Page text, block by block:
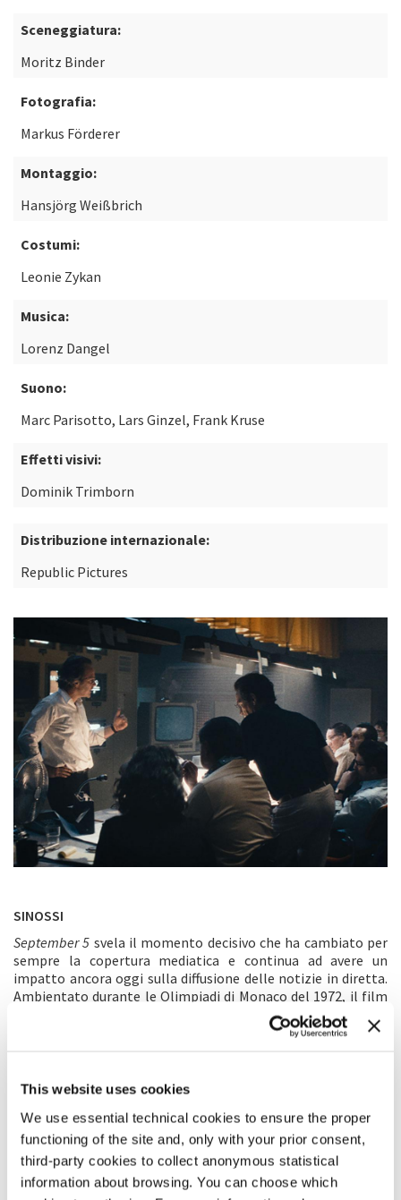
This website uses cookies
We use essential technical cookies to ensure the proper
functioning of the site and, only with your prior consent,
third-party cookies to collect anonymous statistical
information about browsing. You can choose which
Sceneggiatura:
Moritz Binder
Fotografia:
Markus Förderer
Montaggio:
Hansjörg Weißbrich
Costumi:
Leonie Zykan
Musica:
Lorenz Dangel
Suono:
Marc Parisotto, Lars Ginzel, Frank Kruse
Effetti visivi:
Dominik Trimborn
Distribuzione internazionale:
Republic Pictures
SINOSSI
September 5 svela il momento decisivo che ha cambiato per
sempre la copertura mediatica e continua ad avere un
impatto ancora oggi sulla diffusione delle notizie in diretta.
Ambientato durante le Olimpiadi di Monaco del 1972, il film
segue la troupe di una trasmissione sportiva americana che si
è rapidamente adattata passando dal reportage sportivo
potente prospettiva sulla diretta televisiva di allora, vista in
storia c’è Geoff, un giovane e ambizioso produttore che cerca
di dimostrare il proprio valore al suo capo, il leggendario
dirigente televisivo Roone Arledge. Insieme all’interprete
tedesca Marianne, Geoff prende inaspettatamente il
controllo della trasmissione. Mentre i resoconti cambiano, il